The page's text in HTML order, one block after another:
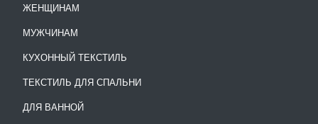
ЖЕНЩИНАМ
МУЖЧИНАМ
КУХОННЫЙ ТЕКСТИЛЬ
ТЕКСТИЛЬ ДЛЯ СПАЛЬНИ
ДЛЯ ВАННОЙ